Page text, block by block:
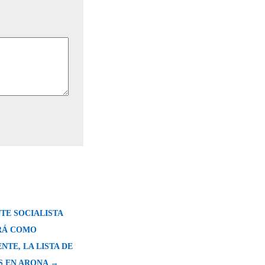
SOCIALISTA
COMO
LA LISTA DE
EN ARONA →